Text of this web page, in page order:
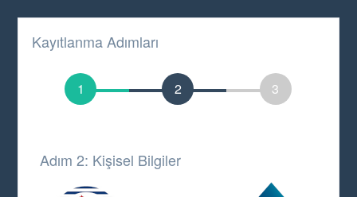
Kayıtlanma Adımları
1 2 3
Adım 2: Kişisel Bilgiler